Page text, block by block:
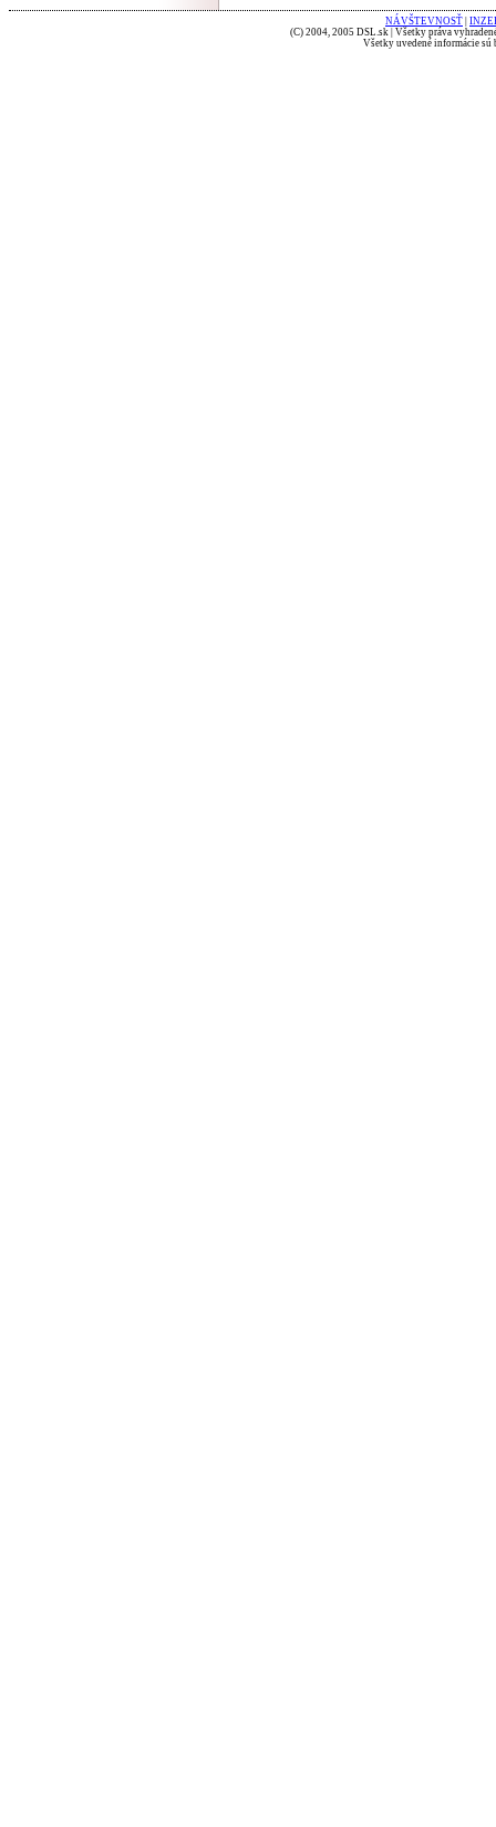
NÁVŠTEVNOSŤ
(C) 2004, 2005 DSL.sk | Všetky práva
Všetky uvedené informácie sú